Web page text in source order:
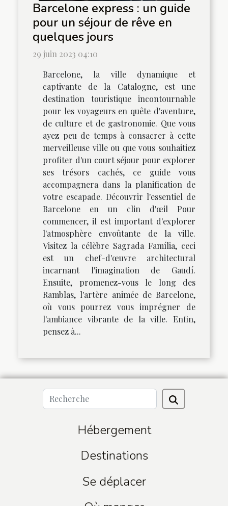
Barcelone express : un guide
pour un séjour de rêve en
quelques jours
29 juin 2023 04:10
Barcelone, la ville dynamique et
captivante de la Catalogne, est une
destination touristique incontournable
pour les voyageurs en quête d'aventure,
de culture et de gastronomie. Que vous
ayez peu de temps à consacrer à cette
merveilleuse ville ou que vous souhaitiez
profiter d'un court séjour pour explorer
ses trésors cachés, ce guide vous
accompagnera dans la planification de
votre escapade. Découvrir l'essentiel de
Barcelone en un clin d'œil Pour
commencer, il est important d'explorer
l'atmosphère envoûtante de la ville.
Visitez la célèbre Sagrada Família, ceci
est un chef-d'œuvre architectural
incarnant l'imagination de Gaudí.
Ensuite, promenez-vous le long des
Ramblas, l'artère animée de Barcelone,
où vous pourrez vous imprégner de
l'ambiance vibrante de la ville. Enfin,
pensez à...
Hébergement
Destinations
Se déplacer